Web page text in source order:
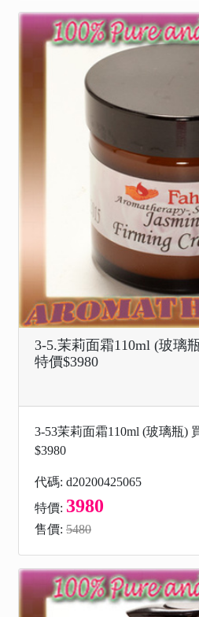
3-5.茉莉面霜110ml (玻璃
特價$3980
3-53茉莉面霜110ml (玻璃瓶)
$3980
代碼: d20200425065
特價: 3980
售價: 5480